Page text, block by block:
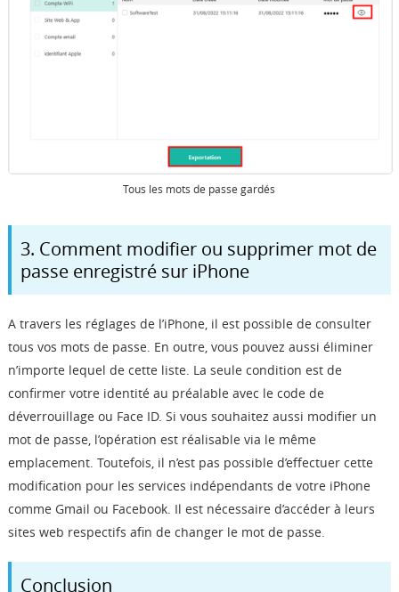
Tous les mots de passe gardés
3. Comment modifier ou supprimer mot de
passe enregistré sur iPhone
A travers les réglages de l’iPhone, il est possible de consulter
tous vos mots de passe. En outre, vous pouvez aussi éliminer
n’importe lequel de cette liste. La seule condition est de
confirmer votre identité au préalable avec le code de
déverrouillage ou Face ID. Si vous souhaitez aussi modifier un
mot de passe, l’opération est réalisable via le même
emplacement. Toutefois, il n’est pas possible d’effectuer cette
modification pour les services indépendants de votre iPhone
comme Gmail ou Facebook. Il est nécessaire d’accéder à leurs
sites web respectifs afin de changer le mot de passe.
Conclusion